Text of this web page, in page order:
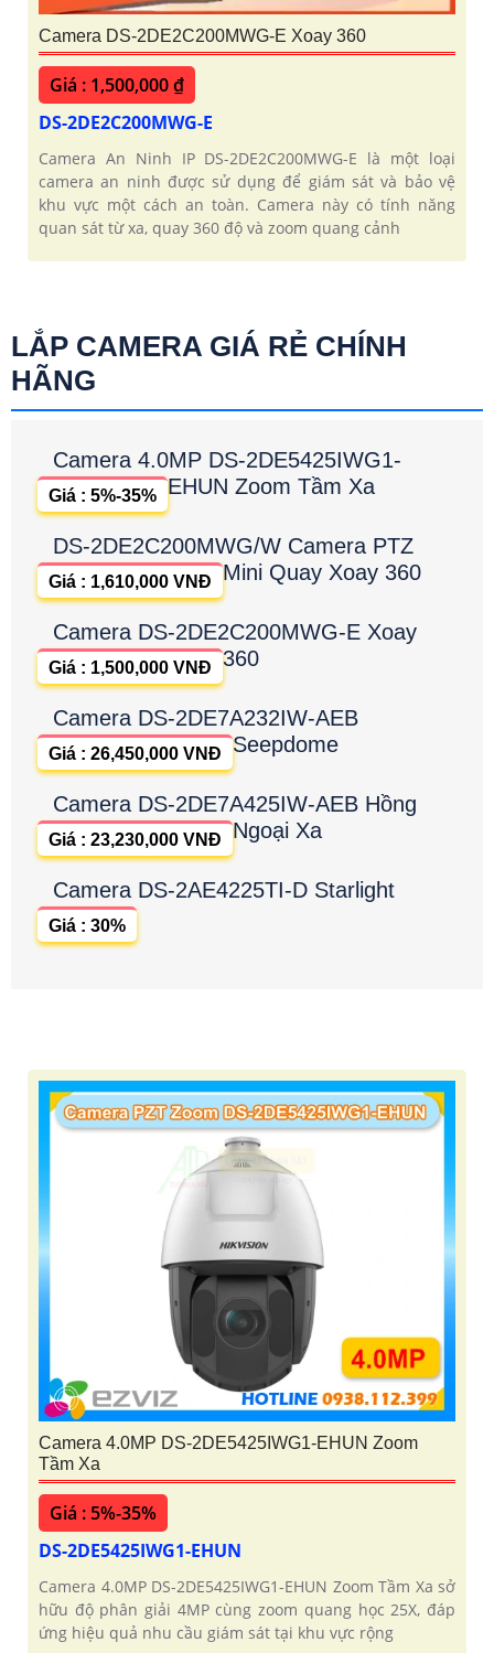
Camera DS-2DE2C200MWG-E Xoay 360
Giá : 1,500,000 ₫
DS-2DE2C200MWG-E
Camera An Ninh IP DS-2DE2C200MWG-E là một loại
camera an ninh được sử dụng để giám sát và bảo vệ
khu vực một cách an toàn. Camera này có tính năng
quan sát từ xa, quay 360 độ và zoom quang cảnh
LẮP CAMERA GIÁ RẺ CHÍNH
HÃNG
Camera 4.0MP DS-2DE5425IWG1-
EHUN Zoom Tầm Xa
Giá : 5%-35%
DS-2DE2C200MWG/W Camera PTZ
Mini Quay Xoay 360
Giá : 1,610,000 VNĐ
Camera DS-2DE2C200MWG-E Xoay
360
Giá : 1,500,000 VNĐ
Camera DS-2DE7A232IW-AEB
Seepdome
Giá : 26,450,000 VNĐ
Camera DS-2DE7A425IW-AEB Hồng
Ngoại Xa
Giá : 23,230,000 VNĐ
Camera DS-2AE4225TI-D Starlight
Giá : 30%
Camera 4.0MP DS-2DE5425IWG1-EHUN Zoom
Tầm Xa
Giá : 5%-35%
DS-2DE5425IWG1-EHUN
Camera 4.0MP DS-2DE5425IWG1-EHUN Zoom Tầm Xa sở
hữu độ phân giải 4MP cùng zoom quang học 25X, đáp
ứng hiệu quả nhu cầu giám sát tại khu vực rộng